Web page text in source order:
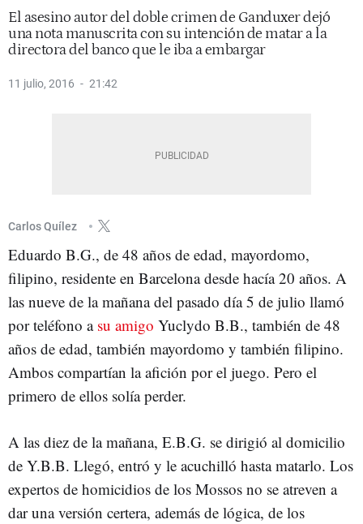
El asesino autor del doble crimen de Ganduxer dejó
una nota manuscrita con su intención de matar a la
directora del banco que le iba a embargar
11 julio, 2016 21:42
Carlos Quílez
Eduardo B.G., de 48 años de edad, mayordomo,
filipino, residente en Barcelona desde hacía 20 años. A
las nueve de la mañana del pasado día 5 de julio llamó
por teléfono a su amigo Yuclydo B.B., también de 48
años de edad, también mayordomo y también filipino.
Ambos compartían la afición por el juego. Pero el
primero de ellos solía perder.
A las diez de la mañana, E.B.G. se dirigió al domicilio
de Y.B.B. Llegó, entró y le acuchilló hasta matarlo. Los
expertos de homicidios de los Mossos no se atreven a
dar una versión certera, además de lógica, de los